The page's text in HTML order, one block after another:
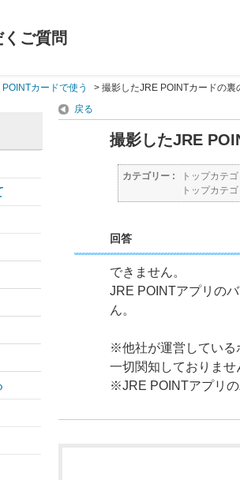
ご質問
カードで使う > 撮影したJRE POINTカードの
戻る
撮影したJRE
カテゴリー : トップカテ
トップカテ
回答
できません。
JRE POINTアプリの
ん。
※他社が運営している
一切関知しておりませ
※JRE POINTアプリ